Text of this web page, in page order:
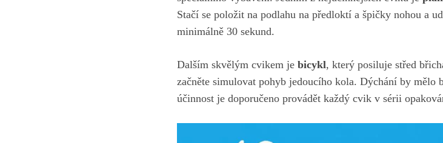
Stačí se položit na podlahu ⁣na předloktí ​a špičky nohou a
minimálně 30 sekund.
Dalším skvělým⁣ cvikem je bicykl, který posiluje střed
začněte simulovat pohyb ‍jedoucího kola. Dýchání⁣ by mělo
účinnost je doporučeno provádět každý cvik v sérii